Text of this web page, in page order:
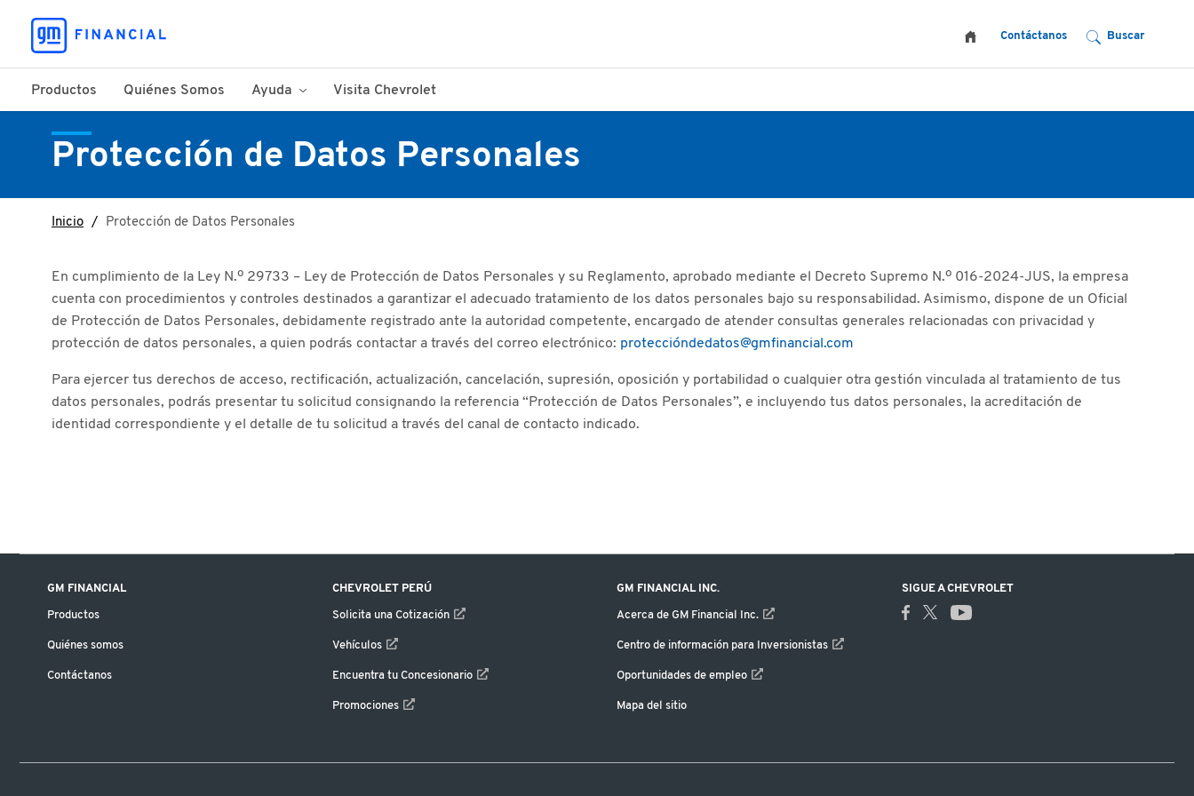
Contáctanos
Productos Quiénes Somos Ayuda Visita Chevrolet
Ayuda
Protección de Datos Personales
Inicio Protección de Datos Personales
En cumplimiento de la Ley N.º 29733 – Ley de Protección de Datos Personales y su Reglamento, aprobado mediante el Decreto Supremo N.º 016‑2024‑JUS, la empresa
cuenta con procedimientos y controles destinados a garantizar el adecuado tratamiento de los datos personales bajo su responsabilidad. Asimismo, dispone de un Oficial
de Protección de Datos Personales, debidamente registrado ante la autoridad competente, encargado de atender consultas generales relacionadas con privacidad y
protección de datos personales, a quien podrás contactar a través del correo electrónico: proteccióndedatos@gmfinancial.com
Para ejercer tus derechos de acceso, rectificación, actualización, cancelación, supresión, oposición y portabilidad o cualquier otra gestión vinculada al tratamiento de tus
datos personales, podrás presentar tu solicitud consignando la referencia “Protección de Datos Personales”, e incluyendo tus datos personales, la acreditación de
identidad correspondiente y el detalle de tu solicitud a través del canal de contacto indicado.
GM FINANCIAL
Productos
Quiénes somos
Contáctanos
CHEVROLET PERÚ
Solicita una Cotización
Vehículos
Encuentra tu Concesionario
Promociones
GM FINANCIAL INC.
Acerca de GM Financial Inc.
Centro de información para Inversionistas
Oportunidades de empleo
Mapa del sitio
SIGUE A CHEVROLET